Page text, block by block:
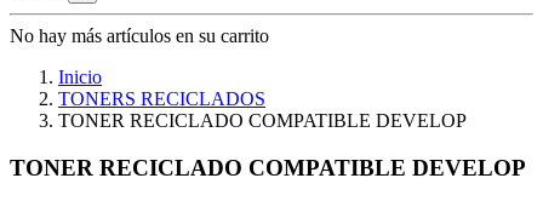
No hay más artículos en su carrito
Inicio
TONERS RECICLADOS
TONER RECICLADO COMPATIBLE DEVELOP
TONER RECICLADO COMPATIBLE DEVELOP